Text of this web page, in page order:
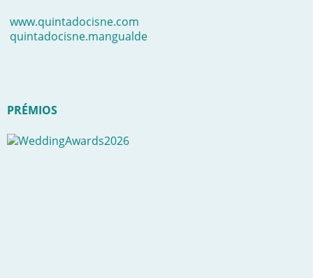
www.quintadocisne.com
quintadocisne.mangualde
PRÉMIOS